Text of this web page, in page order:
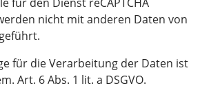
nicht mit anderen Daten von
für die Verarbeitung der Daten ist
Art. 6 Abs. 1 lit. a DSGVO.